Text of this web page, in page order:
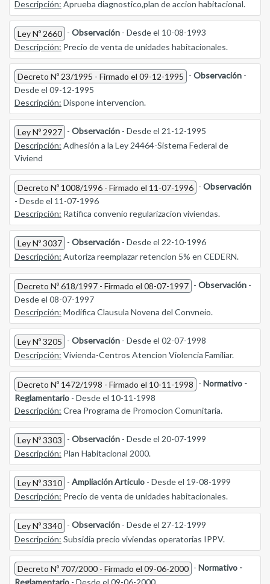
Descripción: Aprueba diagnostico,plan de accion habitacional.
Ley Nº 2660 - Observación - Desde el 10-08-1993
Descripción: Precio de venta de unidades habitacionales.
Decreto Nº 23/1995 - Firmado el 09-12-1995 - Observación -
Desde el 09-12-1995
Descripción: Dispone intervencion.
Ley Nº 2927 - Observación - Desde el 21-12-1995
Descripción: Adhesión a la Ley 24464-Sistema Federal de
Viviend
Decreto Nº 1008/1996 - Firmado el 11-07-1996 - Observación
- Desde el 11-07-1996
Descripción: Ratifica convenio regularizacion viviendas.
Ley Nº 3037 - Observación - Desde el 22-10-1996
Descripción: Autoriza reemplazar retencion 5% en CEDERN.
Decreto Nº 618/1997 - Firmado el 08-07-1997 - Observación -
Desde el 08-07-1997
Descripción: Modifica Clausula Novena del Convneio.
Ley Nº 3205 - Observación - Desde el 02-07-1998
Descripción: Vivienda-Centros Atencion Violencia Familiar.
Decreto Nº 1472/1998 - Firmado el 10-11-1998 - Normativo -
Reglamentario - Desde el 10-11-1998
Descripción: Crea Programa de Promocion Comunitaria.
Ley Nº 3303 - Observación - Desde el 20-07-1999
Descripción: Plan Habitacional 2000.
Ley Nº 3310 - Ampliación Articulo - Desde el 19-08-1999
Descripción: Precio de venta de unidades habitacionales.
Ley Nº 3340 - Observación - Desde el 27-12-1999
Descripción: Subsidia precio viviendas operatorias IPPV.
Decreto Nº 707/2000 - Firmado el 09-06-2000 - Normativo -
Reglamentario - Desde el 09-06-2000